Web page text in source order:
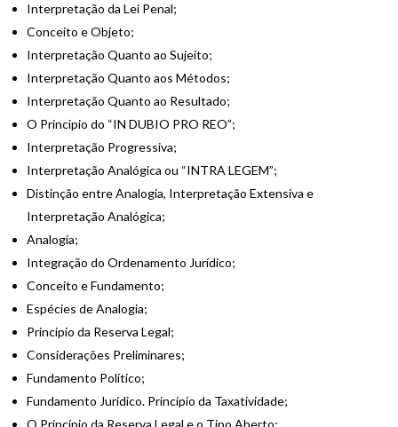
Interpretação da Lei Penal;
Conceito e Objeto;
Interpretação Quanto ao Sujeito;
Interpretação Quanto aos Métodos;
Interpretação Quanto ao Resultado;
O Principio do “IN DUBIO PRO REO”;
Interpretação Progressiva;
Interpretação Analógica ou “INTRA LEGEM”;
Distinção entre Analogia, Interpretação Extensiva e
Interpretação Analógica;
Analogia;
Integração do Ordenamento Jurídico;
Conceito e Fundamento;
Espécies de Analogia;
Principio da Reserva Legal;
Considerações Preliminares;
Fundamento Político;
Fundamento Jurídico. Princípio da Taxatividade;